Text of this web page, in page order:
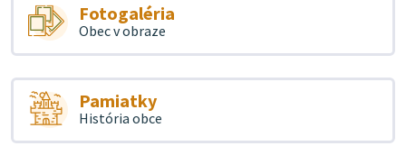
Fotogaléria
Obec v obraze
Pamiatky
História obce